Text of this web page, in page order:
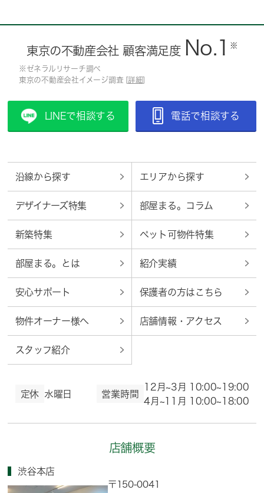
東京の不動産会社 顧客満足度 No.1 ※
※ゼネラルリサーチ調べ
東京の不動産会社イメージ調査 [ 詳細
LINEで相談する 電話で相談する
沿線から探す エリアから探す
デザイナーズ特集 部屋まる。コラム
新築特集 ペット可物件特集
部屋まる。とは 紹介実績
安心サポート 保護者の方はこちら
物件オーナー様へ 店舗情報・アクセス
スタッフ紹介
定休 水曜日 営業時間
12月~3月 10:00~19:00
4月~11月 10:00~18:00
店舗概要
渋谷本店
〒150-0041